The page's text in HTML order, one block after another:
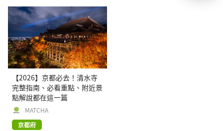
【2026】京都必去！清水寺
完整指南、必看重點、附近景
點解說都在這一篇
MATCHA
京都府